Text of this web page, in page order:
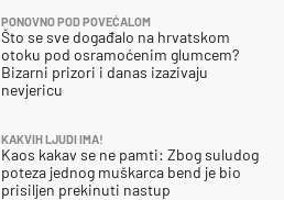
PONOVNO POD POVEĆALOM
Što se sve događalo na hrvatskom
otoku pod osramoćenim glumcem?
Bizarni prizori i danas izazivaju
nevjericu
KAKVIH LJUDI IMA!
Kaos kakav se ne pamti: Zbog suludog
poteza jednog muškarca bend je bio
prisiljen prekinuti nastup